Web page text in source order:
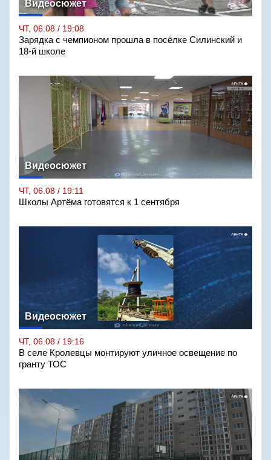
Видеосюжет
ЧТ, 06.08 / 19:08
Зарядка с чемпионом прошла в посёлке Силинский и
18-й школе
Видеосюжет
ЧТ, 06.08 / 19:11
Школы Артёма готовятся к 1 сентября
Видеосюжет
ЧТ, 06.08 / 19:16
В селе Кролевцы монтируют уличное освещение по
гранту ТОС